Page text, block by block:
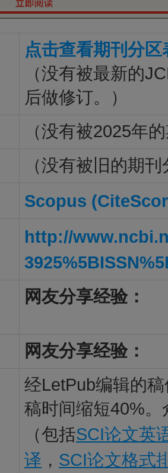
点击查看期刊分区
（没有被最新的
后做修订。）
（没有被2025年
（没有被旧的期
Scopus
http://
网友分享经验：
网友分享经验：
经LetPub编辑的
稿时间缩短40%
（包括SCI论文英
译 ， SCI论文格式